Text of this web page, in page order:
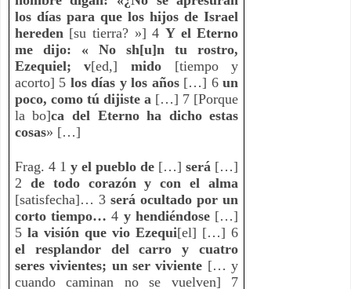
los días para que los hijos de Israel
hereden [su tierra? »] 4 Y el Eterno
me dijo: « No sh[u]n tu rostro,
Ezequiel; v[ed,] mido [tiempo y
acorto] 5 los días y los años […] 6 un
poco, como tú dijiste a […] 7 [Porque
la bo]ca del Eterno ha dicho estas
cosas» […]
Frag. 4 1 y el pueblo de […] será […]
2 de todo corazón y con el alma
[satisfecha]… 3 será ocultado por un
corto tiempo… 4 y hendiéndose […]
5 la visión que vio Ezequi
el resplandor del carro y cuatro
seres vivientes; un ser viviente [… y